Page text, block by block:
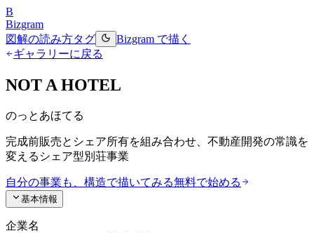
B
Bizgram
図解の読み方タグ
Bizgram で描く
ギャラリーに戻る
NOT A HOTEL
のっとあほてる
完成前販売とシェア所有を組み合わせ、不動産開発の常識を
変えるシェア型別荘事業
自分の事業も、構造で描いてみる無料で始める
基本情報
企業名